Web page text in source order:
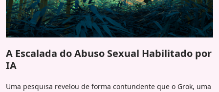
A Escalada do Abuso Sexual Habilitado por
IA
Uma pesquisa revelou de forma contundente que o Grok, uma